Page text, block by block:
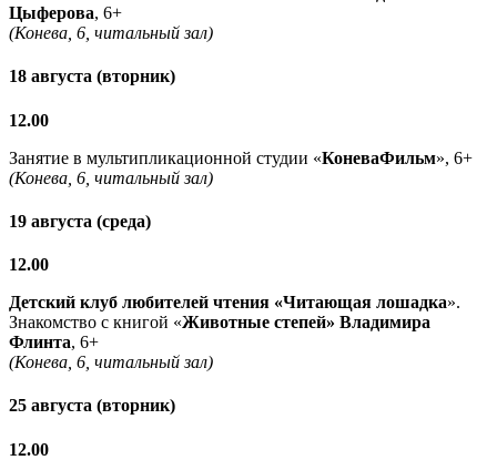
Цыферова, 6+
(Конева, 6, читальный зал)
18 августа (вторник)
12.00
Занятие в мультипликационной студии «КоневаФильм», 6+
(Конева, 6, читальный зал)
19 августа (среда)
12.00
Детский клуб любителей чтения «Читающая лошадка».
Знакомство с книгой «Животные степей» Владимира
Флинта, 6+
(Конева, 6, читальный зал)
25 августа (вторник)
12.00